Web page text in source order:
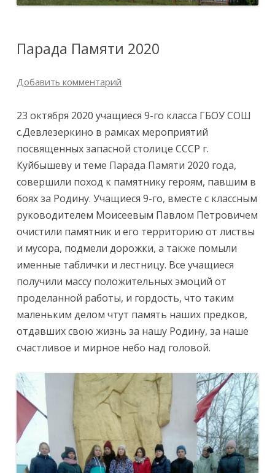
Парада Памяти 2020
Добавить комментарий
23 октября 2020 учащиеся 9-го класса ГБОУ СОШ
с.Девлезеркино в рамках мероприятий
посвященных запасной столице СССР г.
Куйбышеву и теме Парада Памяти 2020 года,
совершили поход к памятнику героям, павшим в
боях за Родину. Учащиеся 9-го, вместе с классным
руководителем Моисеевым Павлом Петровичем
очистили памятник и его территорию от листвы
и мусора, подмели дорожки, а также помыли
именные таблички и лестницу. Все учащиеся
получили массу положительных эмоций от
проделанной работы, и гордость, что таким
маленьким делом чтут память наших предков,
отдавших свою жизнь за нашу Родину, за наше
счастливое и мирное небо над головой.